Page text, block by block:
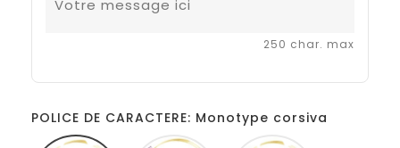
250 char. max
POLICE DE CARACTERE: Monotype corsiva
Monotype
Amarillo